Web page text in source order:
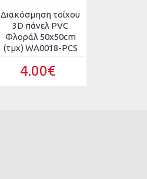
Διακόσμηση τοίχου
3D πάνελ PVC
Φλοράλ 50x50cm
(τμχ) WA0018-PCS
4.00€